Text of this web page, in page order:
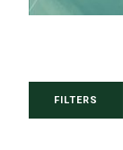
FILTERS